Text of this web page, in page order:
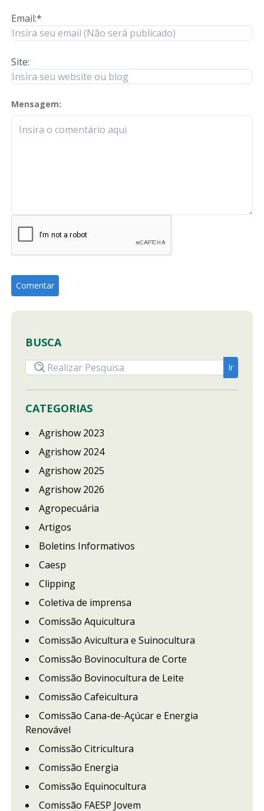
Email:*
Site:
Mensagem:
check-terms
BUSCA
CATEGORIAS
Agrishow 2023
Agrishow 2024
Agrishow 2025
Agrishow 2026
Agropecuária
Artigos
Boletins Informativos
Caesp
Clipping
Coletiva de imprensa
Comissão Aquicultura
Comissão Avicultura e Suinocultura
Comissão Bovinocultura de Corte
Comissão Bovinocultura de Leite
Comissão Cafeicultura
Comissão Cana-de-Açúcar e Energia
Renovável
Comissão Citricultura
Comissão Energia
Comissão Equinocultura
Comissão FAESP Jovem